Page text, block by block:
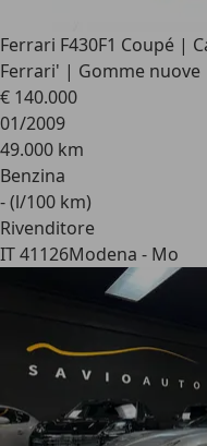
Ferrari F430F1 Coupé |
Ferrari' | Gomme
€ 140.000
01/2009
49.000 km
Benzina
- (l/100 km)
Rivenditore
IT 41126Modena - Mo